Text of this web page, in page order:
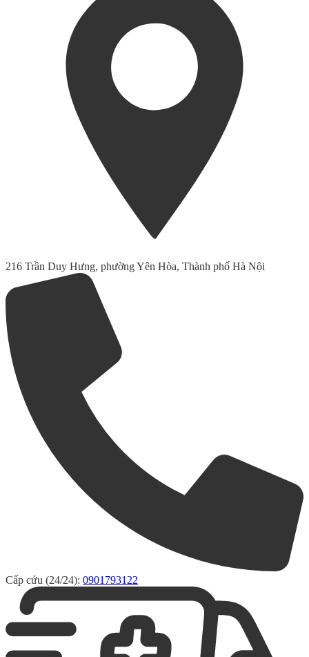
216 Trần Duy Hưng, phường Yên Hòa, Thành phố Hà Nội
Cấp cứu (24/24): 0901793122